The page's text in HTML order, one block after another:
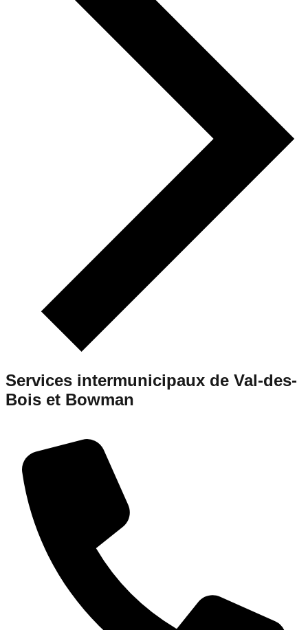
Services intermunicipaux de Val-des-
Bois et Bowman